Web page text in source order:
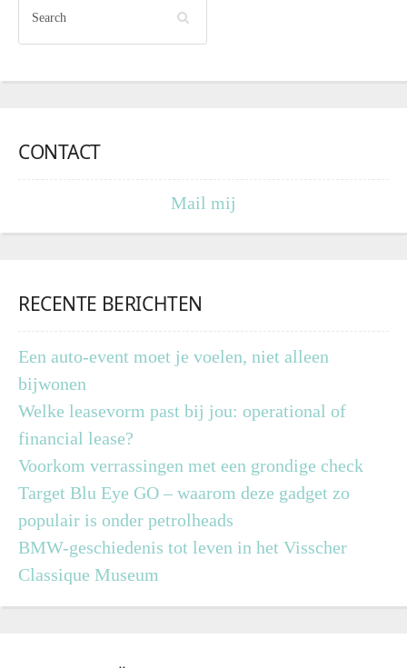
CONTACT
Mail mij
RECENTE BERICHTEN
Een auto-event moet je voelen, niet alleen
bijwonen
Welke leasevorm past bij jou: operational of
financial lease?
Voorkom verrassingen met een grondige check
Target Blu Eye GO – waarom deze gadget zo
populair is onder petrolheads
BMW-geschiedenis tot leven in het Visscher
Classique Museum